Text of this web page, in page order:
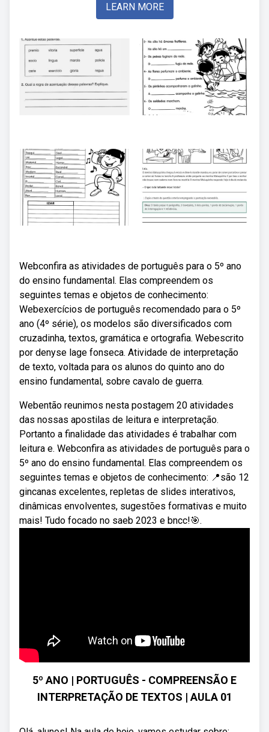
LEARN MORE
Webconfira as atividades de português para o 5º ano
do ensino fundamental. Elas compreendem os
seguintes temas e objetos de conhecimento:
Webexercícios de português recomendado para o 5º
ano (4º série), os modelos são diversificados com
cruzadinha, textos, gramática e ortografia. Webescrito
por denyse lage fonseca. Atividade de interpretação
de texto, voltada para os alunos do quinto ano do
ensino fundamental, sobre cavalo de guerra.
Webentão reunimos nesta postagem 20 atividades
das nossas apostilas de leitura e interpretação.
Portanto a finalidade das atividades é trabalhar com
leitura e. Webconfira as atividades de português para o
5º ano do ensino fundamental. Elas compreendem os
seguintes temas e objetos de conhecimento: 📍são 12
gincanas excelentes, repletas de slides interativos,
dinâmicas envolventes, sugestões formativas e muito
mais! Tudo focado no saeb 2023 e bncc!🎯.
5º ANO | PORTUGUÊS - COMPREENSÃO E
INTERPRETAÇÃO DE TEXTOS | AULA 01